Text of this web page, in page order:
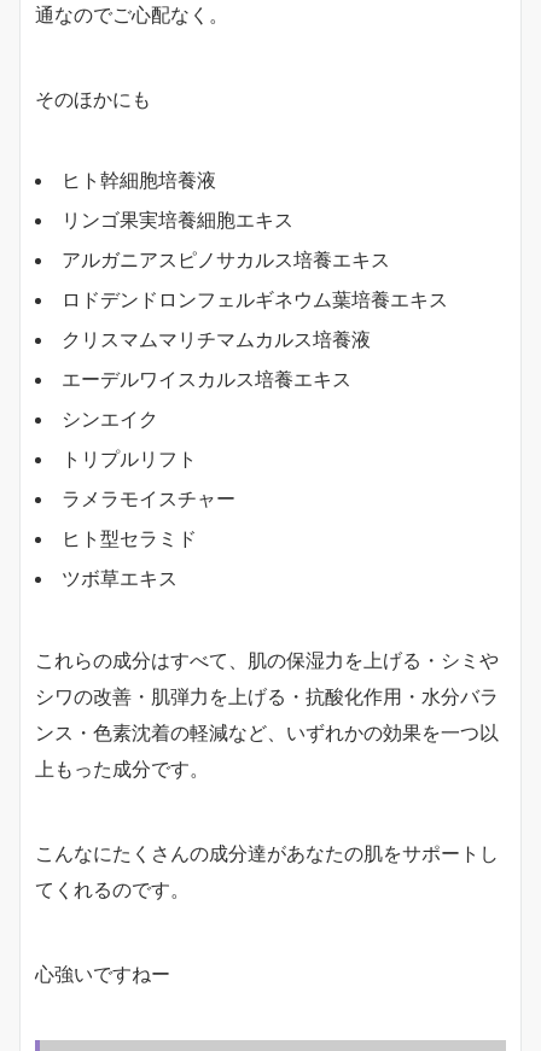
通なのでご心配なく。
そのほかにも
ヒト幹細胞培養液
リンゴ果実培養細胞エキス
アルガニアスピノサカルス培養エキス
ロドデンドロンフェルギネウム葉培養エキス
クリスマムマリチマムカルス培養液
エーデルワイスカルス培養エキス
シンエイク
トリプルリフト
ラメラモイスチャー
ヒト型セラミド
ツボ草エキス
これらの成分はすべて、肌の保湿力を上げる・シミや
シワの改善・肌弾力を上げる・抗酸化作用・水分バラ
ンス・色素沈着の軽減など、いずれかの効果を一つ以
上もった成分です。
こんなにたくさんの成分達があなたの肌をサポートし
てくれるのです。
心強いですねー